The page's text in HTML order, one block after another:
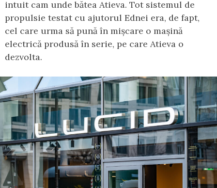
intuit cam unde bătea Atieva. Tot sistemul de
propulsie testat cu ajutorul Ednei era, de fapt,
cel care urma să pună în mișcare o mașină
electrică produsă în serie, pe care Atieva o
dezvolta.